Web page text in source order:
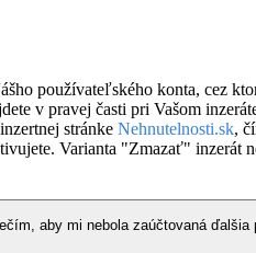
používateľského konta, cez
v pravej časti pri Vašom
stránke Nehnutelnosti.sk,
Varianta "Zmazať" inzerát
aby mi nebola zaúčtovaná ďalšia